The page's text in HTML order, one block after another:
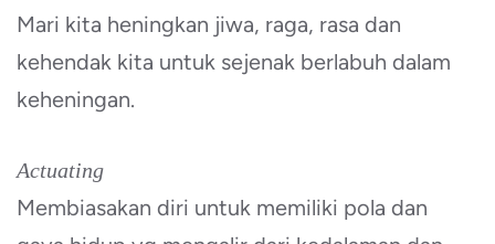
Mari kita heningkan jiwa, raga, rasa dan
kehendak kita untuk sejenak berlabuh dalam
keheningan.
Actuating
Membiasakan diri untuk memiliki pola dan